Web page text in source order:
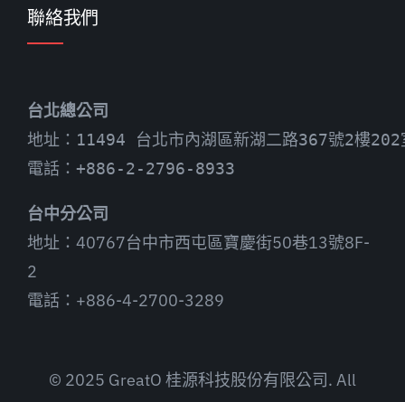
聯絡我們
台北總公司
地址：11494 台北市內湖區新湖二路367號2樓202
電話：+886-2-2796-8933
台中分公司
地址：40767台中市西屯區寶慶街50巷13號8F-
2
電話：+886-4-2700-3289
© 2025 GreatO 桂源科技股份有限公司. All